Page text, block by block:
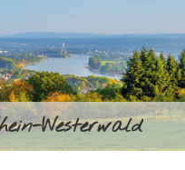
Westerwald